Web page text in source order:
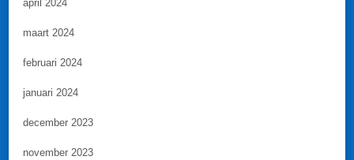
april 2024
maart 2024
februari 2024
januari 2024
december 2023
november 2023